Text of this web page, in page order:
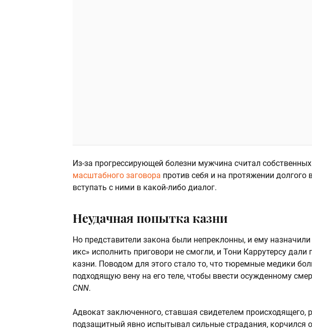
Из-за прогрессирующей болезни мужчина считал
масштабного заговора против себя и на протяжении долгого
вступать с ними в какой-либо диалог.
Неудачная попытка казни
Но представители закона были непреклонны, и ему
икс» исполнить приговори не смогли, и Тони Каррутерсу дали
казни. Поводом для этого стало то, что тюремные медики
подходящую вену на его теле, чтобы ввести осужденному
CNN.
Адвокат заключенного, ставшая свидетелем происходящего,
подзащитный явно испытывал сильные страдания, корчился